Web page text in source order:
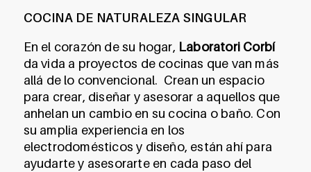
COCINA DE NATURALEZA SINGULAR
En el corazón de su hogar, Laboratori Corbí
da vida a proyectos de cocinas que van más
allá de lo convencional. Crean un espacio
para crear, diseñar y asesorar a aquellos que
anhelan un cambio en su cocina o baño. Con
su amplia experiencia en los
electrodomésticos y diseño, están ahí para
ayudarte y asesorarte en cada paso del